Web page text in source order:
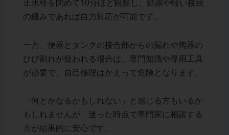
止水栓を閉めて10分ほど観察し、結露や軽い接続
の緩みであれば自力対応が可能です。
一方、便器とタンクの接合部からの漏れや陶器の
ひび割れが疑われる場合は、専門知識や専用工具
が必要で、自己修理はかえって危険となります。
「何とかなるかもしれない」と感じる方もいるか
もしれませんが、迷った時点で専門家に相談する
方が結果的に安心です。